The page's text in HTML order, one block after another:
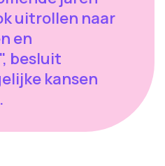
uitrollen naar
en
besluit
kansen